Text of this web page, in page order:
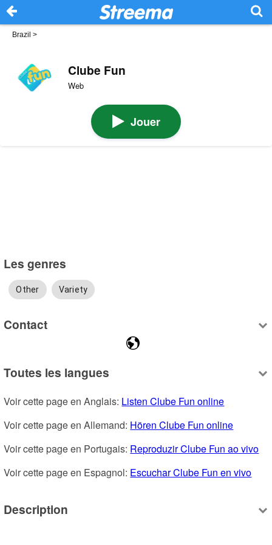
Brazil >
Clube Fun
Web
Jouer
Les genres
Other Variety
Contact
Toutes les langues
Voir cette page en Anglais: Listen Clube Fun online
Voir cette page en Allemand: Hören Clube Fun online
Voir cette page en Portugais: Reproduzir Clube Fun ao vivo
Voir cette page en Espagnol: Escuchar Clube Fun en vivo
Description